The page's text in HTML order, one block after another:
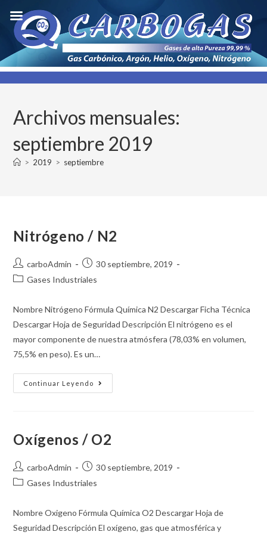
info@carbogas.com.bo
77670167
Archivos mensuales:
septiembre 2019
> 2019 > septiembre
Nitrógeno / N2
carboAdmin
30 septiembre, 2019
Gases Industriales
Nombre Nitrógeno Fórmula Química N2 Descargar Ficha Técnica
Descargar Hoja de Seguridad Descripción El nitrógeno es el
mayor componente de nuestra atmósfera (78,03% en volumen,
75,5% en peso). Es un…
Continuar Leyendo
Oxígenos / O2
carboAdmin
30 septiembre, 2019
Gases Industriales
Nombre Oxigeno Fórmula Química O2 Descargar Hoja de
Seguridad Descripción El oxígeno, gas que atmosférica y